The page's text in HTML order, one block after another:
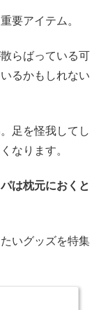
要アイテム。
らばっている可
るかもしれない
足を怪我してし
なります。
は枕元におくと
いグッズを特集